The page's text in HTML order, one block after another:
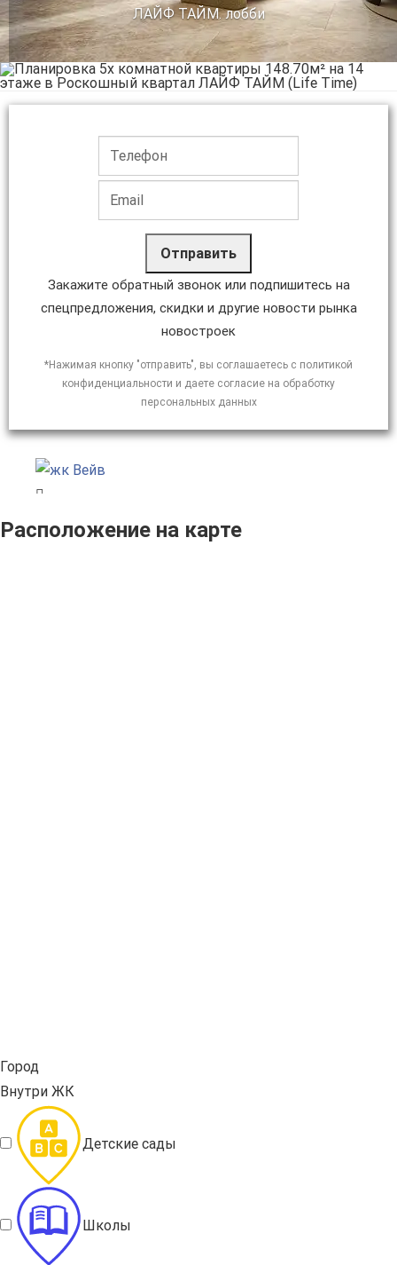
ЛАЙФ ТАЙМ. лобби
Отправить
Закажите обратный звонок или подпишитесь на
спецпредложения, скидки и другие новости рынка
новостроек
*Нажимая кнопку "отправить", вы соглашаетесь с политикой
конфиденциальности и даете согласие на обработку
персональных данных
Расположение на карте
Город
Внутри ЖК
Детские сады
Школы